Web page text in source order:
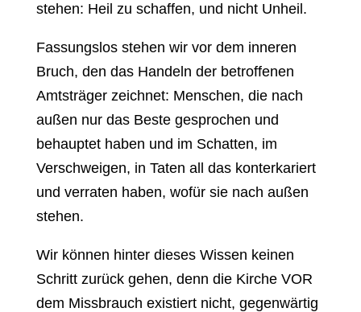
stehen: Heil zu schaffen, und nicht Unheil.
Fassungslos stehen wir vor dem inneren
Bruch, den das Handeln der betroffenen
Amtsträger zeichnet: Menschen, die nach
außen nur das Beste gesprochen und
behauptet haben und im Schatten, im
Verschweigen, in Taten all das konterkariert
und verraten haben, wofür sie nach außen
stehen.
Wir können hinter dieses Wissen keinen
Schritt zurück gehen, denn die Kirche VOR
dem Missbrauch existiert nicht, gegenwärtig